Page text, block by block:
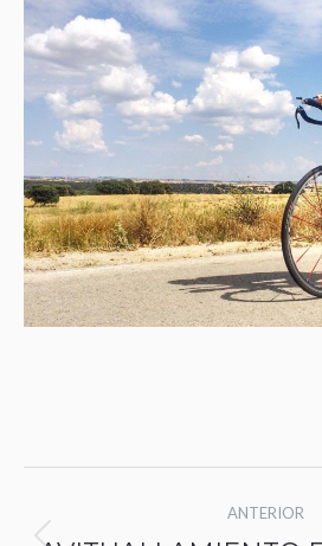
ANTERIOR